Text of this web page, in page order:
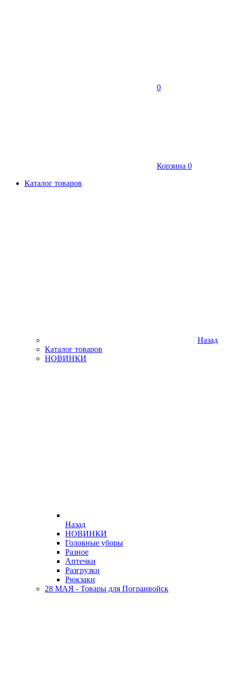
0
Корзина 0
Каталог товаров
Назад
Каталог товаров
НОВИНКИ
Назад
НОВИНКИ
Головные уборы
Разное
Аптечки
Разгрузки
Рюкзаки
28 МАЯ - Товары для Погранвойск